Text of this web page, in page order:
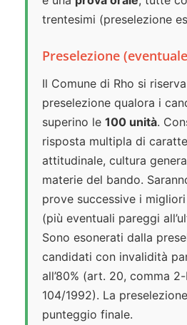
trentesimi (preselezione
Preselezione
Il Comune di Rho si
preselezione qualora i
superino le 100 unità.
risposta multipla di
attitudinale, cultura
materie del bando.
prove successive i
(più eventuali pareggi
Sono esonerati dalla
candidati con invalidità
all’80% (art. 20, comma
104/1992). La
punteggio finale.